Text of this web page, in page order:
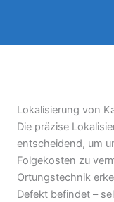
Lokalisierung von
Die präzise
entscheidend, um
Folgekosten zu
Ortungstechnik
Defekt befindet –